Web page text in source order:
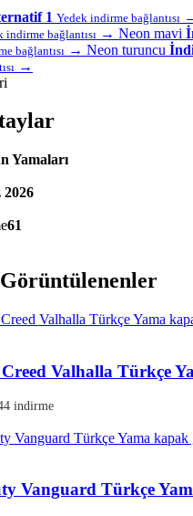
1 Yedek indirme bağlantısı
indirme bağlantısı → Neon mavi
bağlantısı → Neon turuncu
→
Yamaları
2026
61
Creed Valhalla Türkçe
indirme
Vanguard Türkçe